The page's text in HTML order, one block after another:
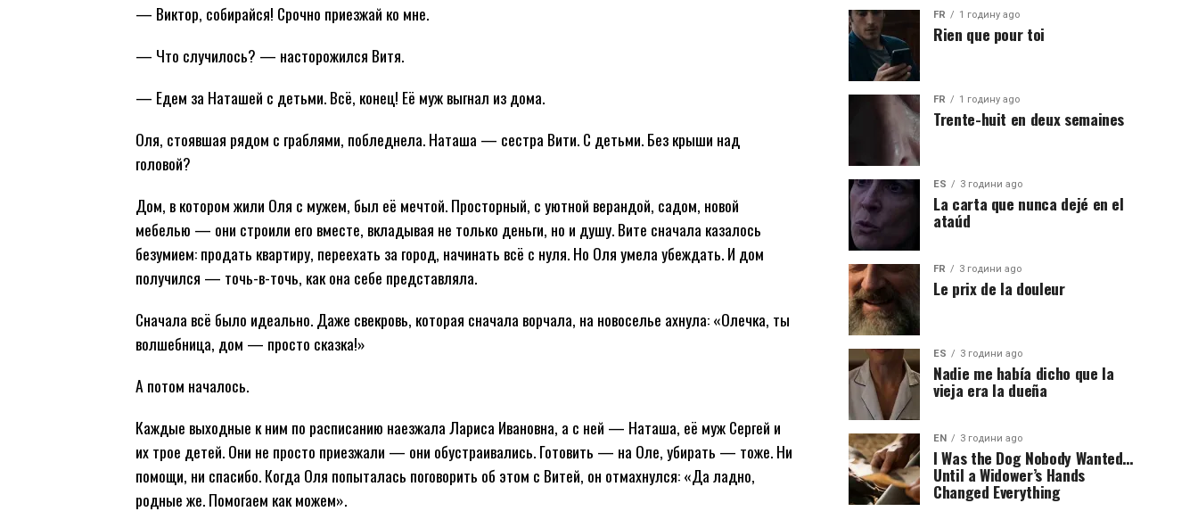
— Виктор, собирайся! Срочно приезжай ко мне.
— Что случилось? — насторожился Витя.
— Едем за Наташей с детьми. Всё, конец! Её муж выгнал из дома.
Оля, стоявшая рядом с граблями, побледнела. Наташа — сестра Вити. С детьми. Без крыши над
головой?
Дом, в котором жили Оля с мужем, был её мечтой. Просторный, с уютной верандой, садом, новой
мебелью — они строили его вместе, вкладывая не только деньги, но и душу. Вите сначала казалось
безумием: продать квартиру, переехать за город, начинать всё с нуля. Но Оля умела убеждать. И дом
получился — точь-в-точь, как она себе представляла.
Сначала всё было идеально. Даже свекровь, которая сначала ворчала, на новоселье ахнула: «Олечка, ты
волшебница, дом — просто сказка!»
А потом началось.
Каждые выходные к ним по расписанию наезжала Лариса Ивановна, а с ней — Наташа, её муж Сергей и
их трое детей. Они не просто приезжали — они обустраивались. Готовить — на Оле, убирать — тоже. Ни
помощи, ни спасибо. Когда Оля попыталась поговорить об этом с Витей, он отмахнулся: «Да ладно,
родные же. Помогаем как можем».
FR 1 годину ago
Rien que pour toi
FR 1 годину ago
Trente-huit en deux semaines
ES 3 години ago
La carta que nunca dejé en el
ataúd
FR 3 години ago
Le prix de la douleur
ES 3 години ago
Nadie me había dicho que la
vieja era la dueña
EN 3 години ago
I Was the Dog Nobody Wanted…
Until a Widower’s Hands
Changed Everything